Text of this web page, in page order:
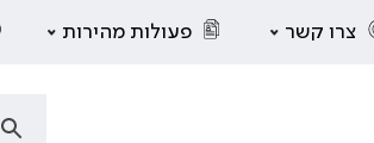
צרו קשר פעולות מהירות